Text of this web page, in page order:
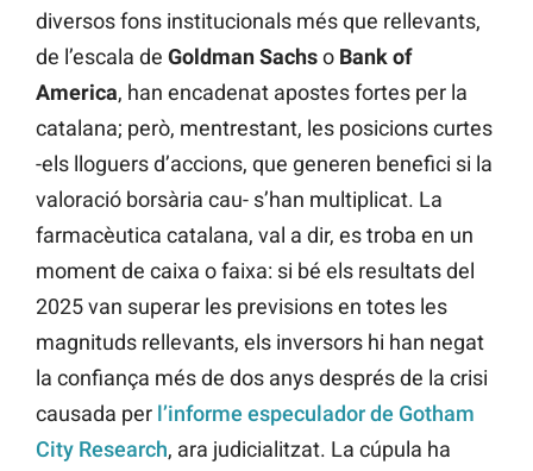
diversos fons institucionals més que rellevants,
de l’escala de Goldman Sachso Bank of
America, han encadenat apostes fortes per la
catalana; però, mentrestant, les posicions curtes
-els lloguers d’accions, que generen benefici si la
valoració borsària cau- s’han multiplicat. La
farmacèutica catalana, val a dir, es troba en un
moment de caixa o faixa: si bé els resultats del
2025 van superar les previsions en totes les
magnituds rellevants, els inversors hi han negat
la confiança més de dos anys després de la crisi
causada per l’informe especulador de Gotham
City Research, ara judicialitzat. La cúpula ha